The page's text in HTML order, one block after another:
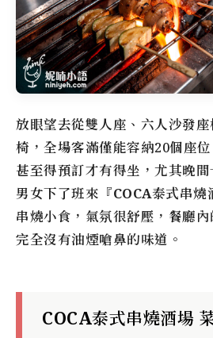
放眼望去從雙人座、六人沙發
椅，全場客滿僅能容納20個座
甚至得預訂才有得坐，尤其晚
男女下了班來『COCA泰式串燒
串燒小食，氣氛很舒壓，餐廳內
完全沒有油煙嗆鼻的味道。
COCA泰式串燒酒場